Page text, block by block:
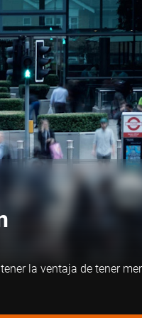
la ventaja de tener